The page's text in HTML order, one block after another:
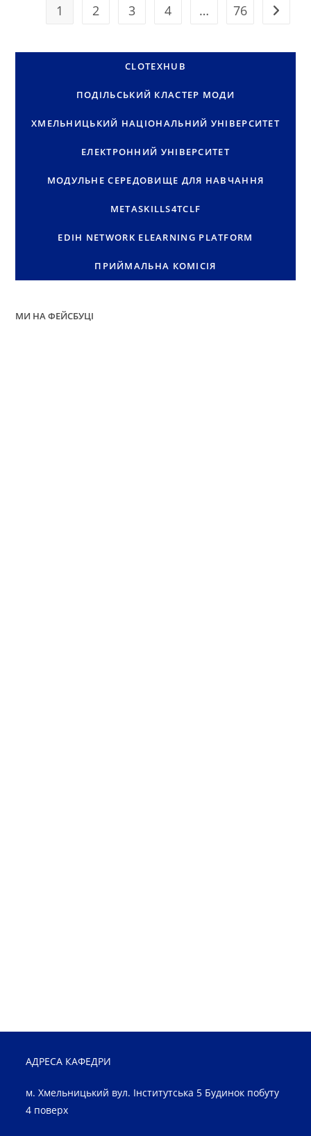
АСПІРАНТІВ
CLOTEX
1 2 3 4 … 76
CLOTEXHUB
ПОДІЛЬСЬКИЙ КЛАСТЕР МОДИ
ХМЕЛЬНИЦЬКИЙ НАЦІОНАЛЬНИЙ УНІВЕРСИТЕТ
ЕЛЕКТРОННИЙ УНІВЕРСИТЕТ
МОДУЛЬНЕ СЕРЕДОВИЩЕ ДЛЯ НАВЧАННЯ
METASKILLS4TCLF
EDIH NETWORK ELEARNING PLATFORM
ПРИЙМАЛЬНА КОМІСІЯ
МИ НА ФЕЙСБУЦІ
АДРЕСА КАФЕДРИ
м. Хмельницький вул. Інститутська 5 Будинок побуту
4 поверх